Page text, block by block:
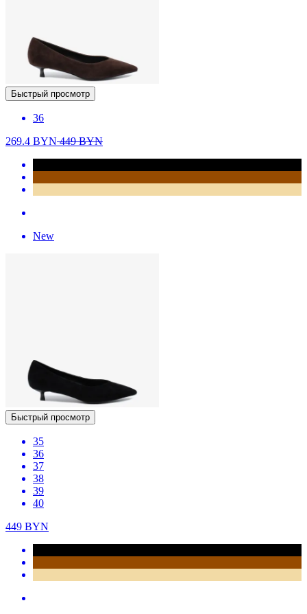
Быстрый просмотр
36
269.4 BYN449BYN
New
Быстрый просмотр
35
36
37
38
39
40
449 BYN